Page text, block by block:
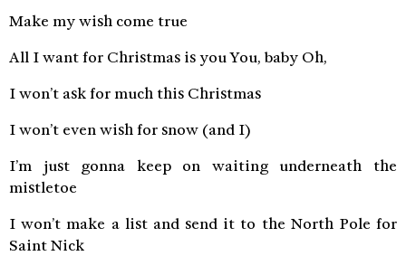
Make my wish come true
All I want for Christmas is you You, baby Oh,
I won’t ask for much this Christmas
I won’t even wish for snow (and I)
I’m just gonna keep on waiting underneath the
mistletoe
I won’t make a list and send it to the North Pole for
Saint Nick